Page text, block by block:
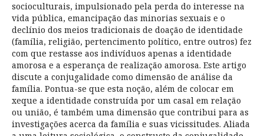
socioculturais, impulsionado pela perda do interesse na
vida pública, emancipação das minorias sexuais e o
declínio dos meios tradicionais de doação de identidade
(família, religião, pertencimento político, entre outros) fez
com que restasse aos indivíduos apenas a identidade
amorosa e a esperança de realização amorosa. Este artigo
discute a conjugalidade como dimensão de análise da
família. Pontua-se que esta noção, além de colocar em
xeque a identidade construída por um casal em relação
ou união, é também uma dimensão que contribui para as
investigações acerca da família e suas vicissitudes. Aliada